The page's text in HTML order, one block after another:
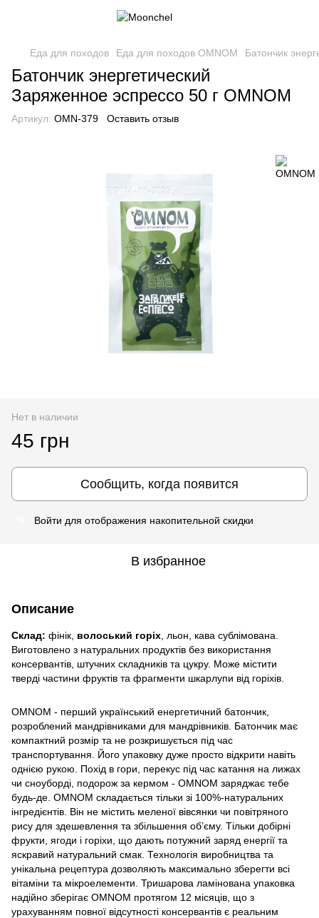
Еда для походов Еда для походов OMNOM Батончик
Батончик энергетический
Заряженное эспрессо 50 г OMNOM
Артикул: OMN-379 Оставить отзыв
Нет в наличии
45 грн
Сообщить, когда появится
Войти для отображения накопительной скидки
В избранное
Описание
Склад: фінік, волоський горіх , льон, кава сублімована.
Виготовлено з натуральних продуктів без використання
консервантів, штучних складників та цукру. Може містити
тверді частини фруктів та фрагменти шкарлупи від горіхів.
OMNOM - перший український енергетичний батончик,
розроблений мандрівниками для мандрівників. Батончик має
компактний розмір та не розкришується під час
транспортування. Його упаковку дуже просто відкрити навіть
однією рукою. Похід в гори, перекус під час катання на лижах
чи сноуборді, подорож за кермом - OMNOM заряджає тебе
будь-де. OMNOM складається тільки зі 100%-натуральних
інгредієнтів. Він не містить меленої вівсянки чи повітряного
рису для здешевлення та збільшення об’єму. Тільки добірні
фрукти, ягоди і горіхи, що дають потужний заряд енергії та
яскравий натуральний смак. Технологія виробництва та
унікальна рецептура дозволяють максимально зберегти всі
вітаміни та мікроелементи. Тришарова ламінована упаковка
надійно зберігає OMNOM протягом 12 місяців, що з
урахуванням повної відсутності консервантів є реальним